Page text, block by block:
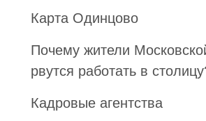
Карта Одинцово
Почему жители
рвутся работать в
Кадровые агентства